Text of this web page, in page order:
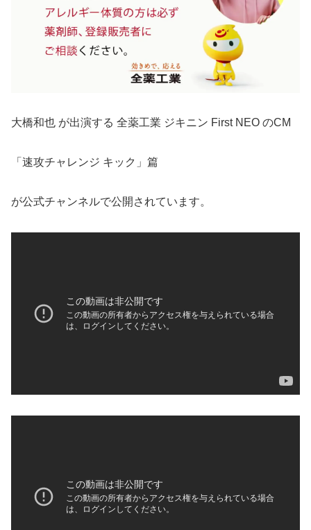
大橋和也 が出演する 全薬工業 ジキニン First NEO のCM
「速攻チャレンジ キック」篇
が公式チャンネルで公開されています。